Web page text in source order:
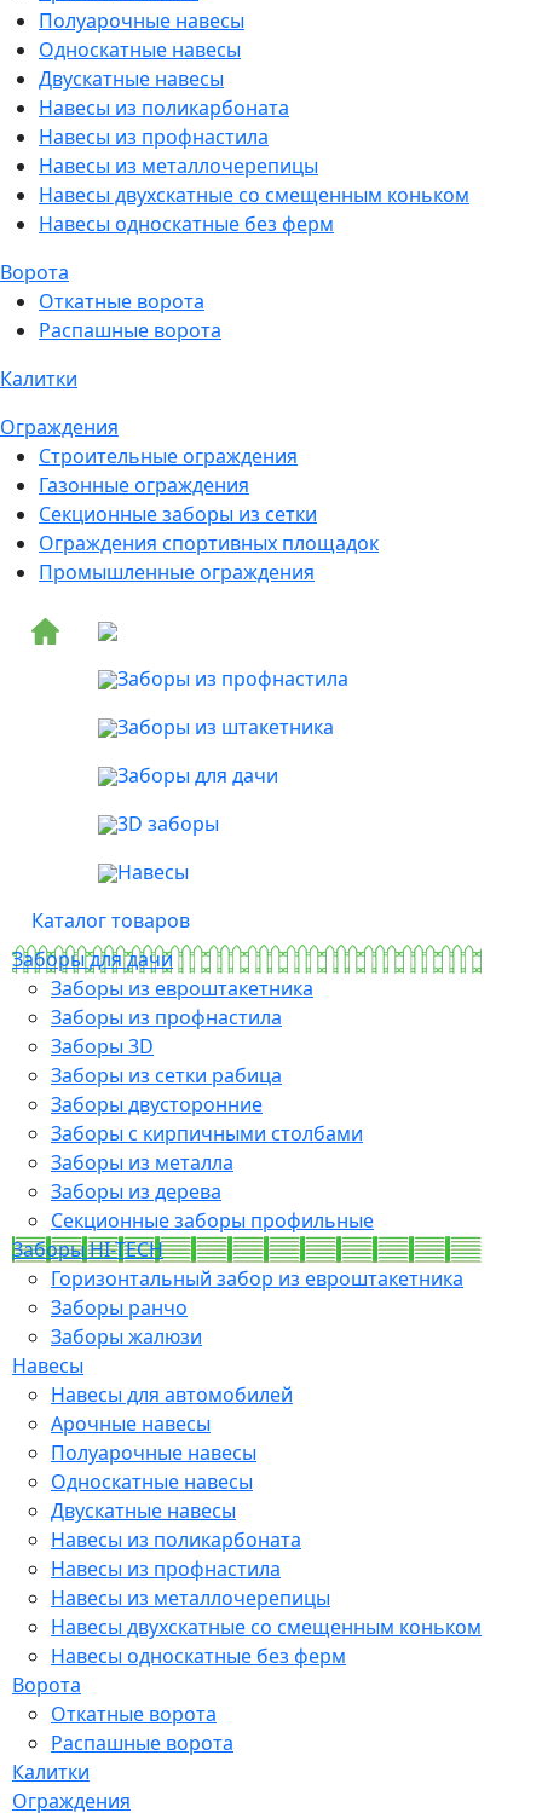
Полуарочные навесы
Односкатные навесы
Двускатные навесы
Навесы из поликарбоната
Навесы из профнастила
Навесы из металлочерепицы
Навесы двухскатные со смещенным коньком
Навесы односкатные без ферм
Ворота
Откатные ворота
Распашные ворота
Калитки
Ограждения
Строительные ограждения
Газонные ограждения
Секционные заборы из сетки
Ограждения спортивных площадок
Промышленные ограждения
Заборы из профнастила
Заборы из штакетника
Заборы для дачи
3D заборы
Навесы
Каталог товаров
Заборы для дачи
Заборы из евроштакетника
Заборы из профнастила
Заборы 3D
Заборы из сетки рабица
Заборы двусторонние
Заборы с кирпичными столбами
Заборы из металла
Заборы из дерева
Секционные заборы профильные
Заборы HI-TECH
Горизонтальный забор из евроштакетника
Заборы ранчо
Заборы жалюзи
Навесы
Навесы для автомобилей
Арочные навесы
Полуарочные навесы
Односкатные навесы
Двускатные навесы
Навесы из поликарбоната
Навесы из профнастила
Навесы из металлочерепицы
Навесы двухскатные со смещенным коньком
Навесы односкатные без ферм
Ворота
Откатные ворота
Распашные ворота
Калитки
Ограждения